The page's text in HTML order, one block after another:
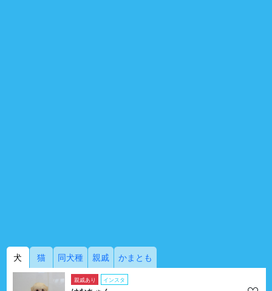
犬 猫 同犬種 親戚 かまとも
親戚あり インスタ